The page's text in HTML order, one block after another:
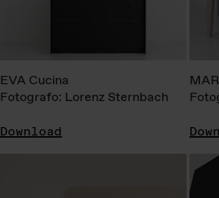
EVA Cucina
Fotografo: Lorenz Sternbach
Download